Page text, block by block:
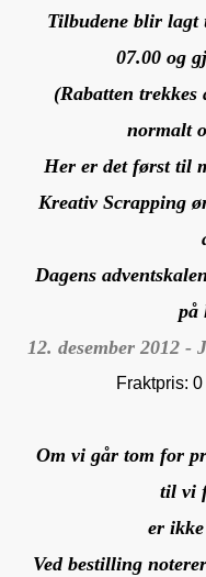
Tilbudene blir lagt
07.00 og
(Rabatten trekkes
normalt
Her er det først til
Kreativ Scrapping
Dagens
på
12. desember 2012 -
Fraktpris:
Om vi går tom for
til vi
er
Ved bestilling